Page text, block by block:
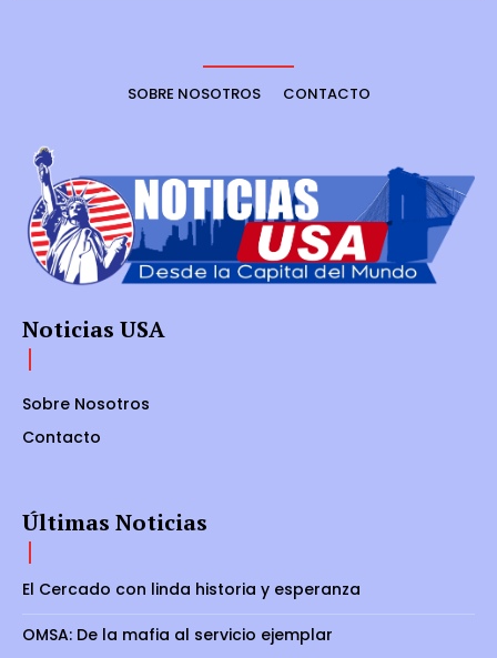
SOBRE NOSOTROS CONTACTO
Noticias USA
Sobre Nosotros
Contacto
Últimas Noticias
El Cercado con linda historia y esperanza
OMSA: De la mafia al servicio ejemplar